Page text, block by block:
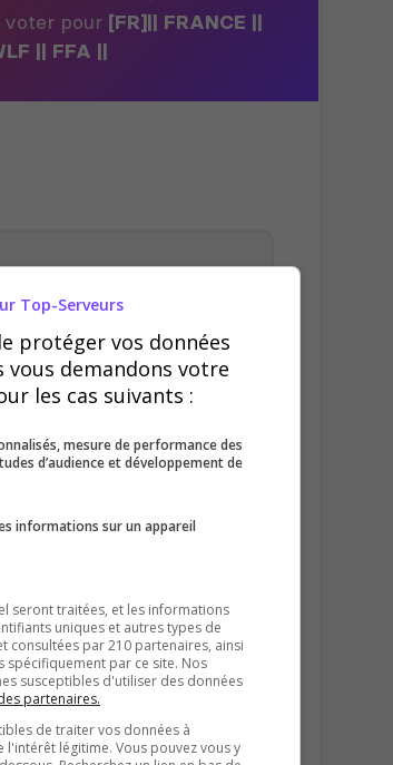
voter pour [FR]|| FRANCE ||
|| FFA ||
propriétaire du serveur pour vous
contre les votes
Top-Serveurs
protéger vos données
vous demandons votre
les cas suivants :
mesure de performance des
d’audience et développement de
informations sur un appareil
seront traitées, et les informations
uniques et autres types de
consultées par 210 partenaires, ainsi
spécifiquement par ce site. Nos
susceptibles d'utiliser des données
partenaires.
de traiter vos données à
légitime. Vous pouvez vous y